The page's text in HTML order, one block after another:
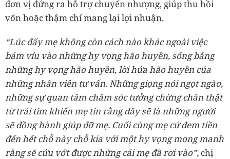
đơn vị đứng ra hỗ trợ chuyển nhượng, giúp thu hồi
vốn hoặc thậm chí mang lại lợi nhuận.
“Lúc đấy mẹ không còn cách nào khác ngoài việc
bám víu vào những hy vọng hão huyền, sống bằng
những hy vọng hão huyền, lời hứa hão huyền của
những nhân viên tư vấn. Những giọng nói ngọt ngào,
những sự quan tâm chăm sóc tưởng chừng chân thật
từ trái tim khiến mẹ tin rằng đây sẽ là những người
sẽ đồng hành giúp đỡ mẹ. Cuối cùng mẹ cứ đem tiền
đến hết chỗ này chỗ kia với một hy vọng mong manh
rằng sẽ cứu vớt được những cái mẹ đã rơi vào”, chị